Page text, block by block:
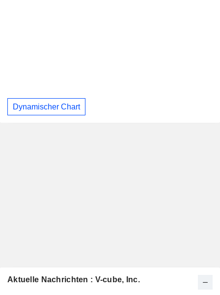
Dynamischer Chart
Aktuelle Nachrichten : V-cube, Inc.